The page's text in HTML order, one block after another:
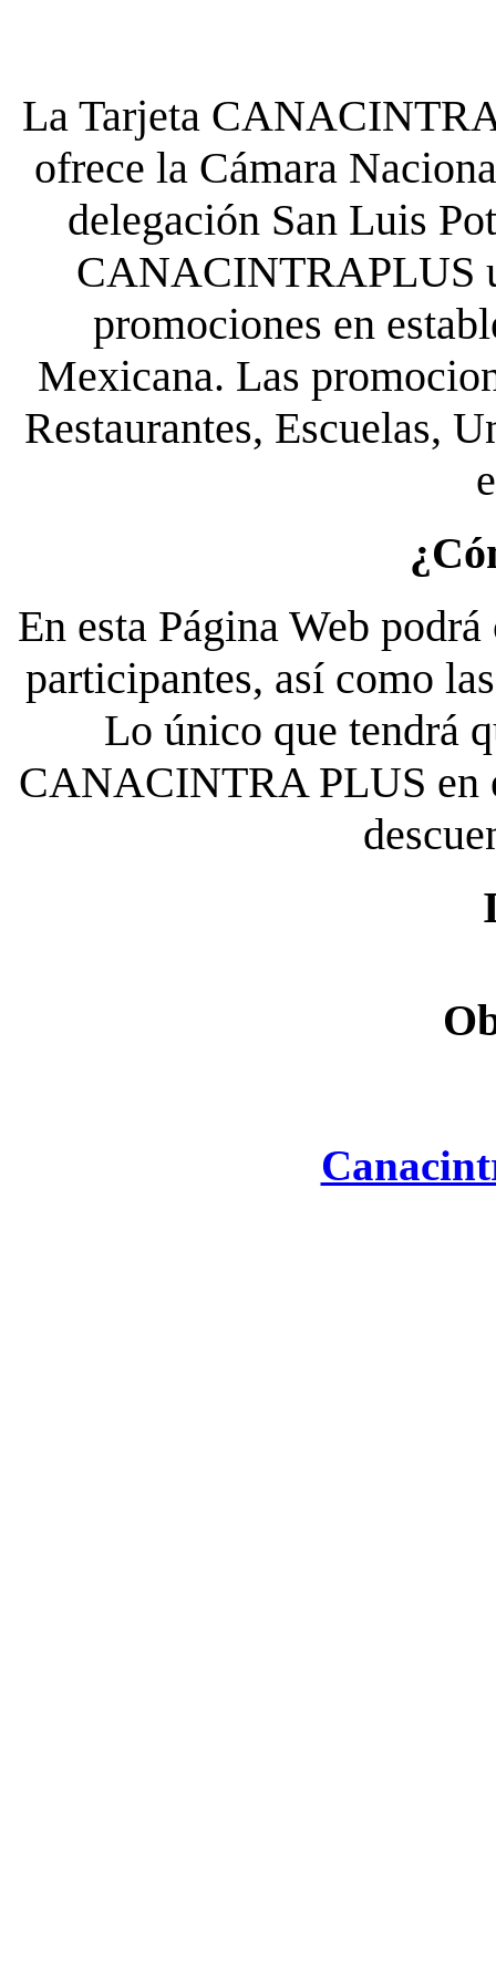
La Tarjeta
ofrece la Cámara
delegación San Luis
CANACINTRAPLUS
promociones en
Mexicana. Las
Restaurantes, Escuelas,
En esta Página Web
participantes, así como
Lo único que tendrá
CANACINTRA PLUS en